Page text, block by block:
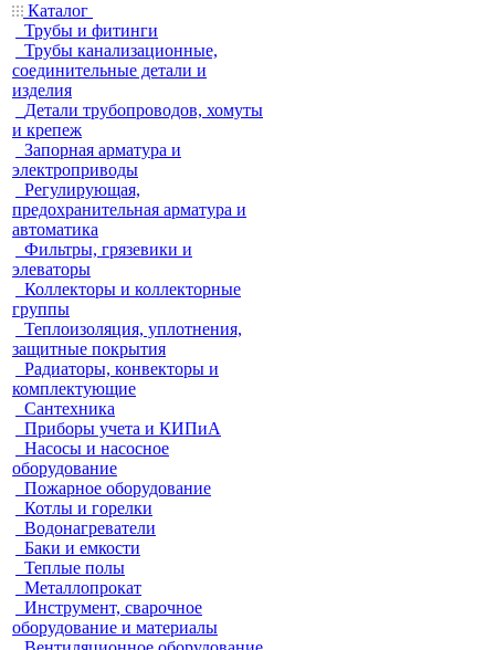
Каталог
Трубы и фитинги
Трубы канализационные,
соединительные детали и
изделия
Детали трубопроводов, хомуты
и крепеж
Запорная арматура и
электроприводы
Регулирующая,
предохранительная арматура и
автоматика
Фильтры, грязевики и
элеваторы
Коллекторы и коллекторные
группы
Теплоизоляция, уплотнения,
защитные покрытия
Радиаторы, конвекторы и
комплектующие
Сантехника
Приборы учета и КИПиА
Насосы и насосное
оборудование
Пожарное оборудование
Котлы и горелки
Водонагреватели
Баки и емкости
Теплые полы
Металлопрокат
Инструмент, сварочное
оборудование и материалы